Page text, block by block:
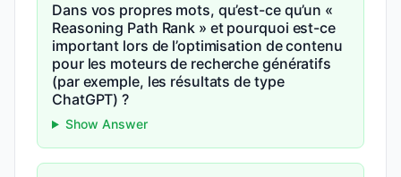
Dans vos propres mots, qu’est-ce qu’un «
Reasoning Path Rank » et pourquoi est-ce
important lors de l’optimisation de contenu
pour les moteurs de recherche génératifs
(par exemple, les résultats de type
ChatGPT) ?
Show Answer